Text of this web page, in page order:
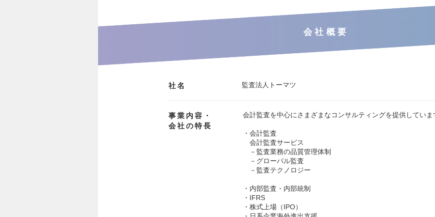
会社概要
社名 監査法人トーマツ
事業内容・
会社の特長
会計監査を中心にさまざまなコンサルティングを提供していま
・会計監査
会計監査サービス
－監査業務の品質管理体制
－グローバル監査
－監査テクノロジー
・内部監査・内部統制
・IFRS
・株式上場（IPO）